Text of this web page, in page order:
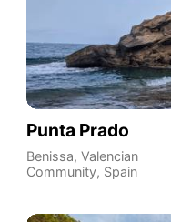
Punta Prado
Benissa, Valencian
Community, Spain